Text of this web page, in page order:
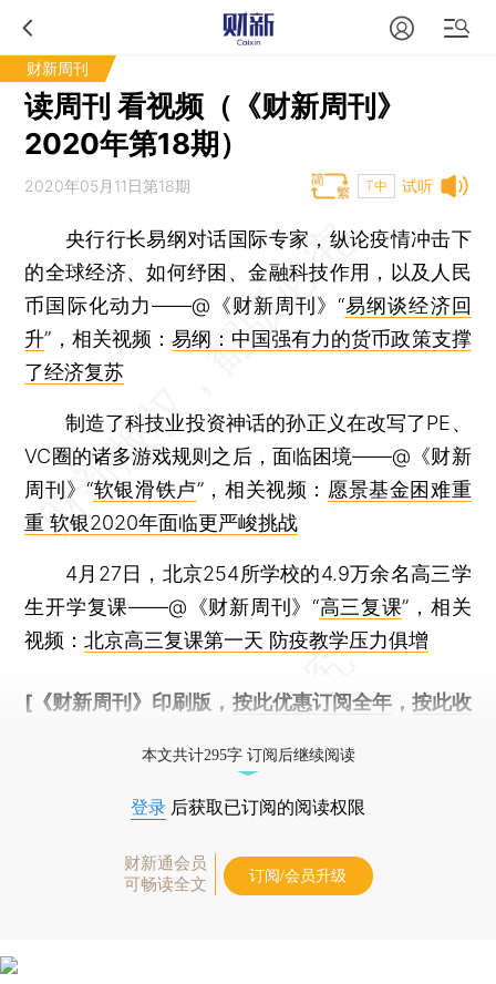
财新周刊
读周刊 看视频（《财新周刊》
2020年第18期）
试听
2020年05月11日第18期 T中
央行行长易纲对话国际专家，纵论疫情冲击下
的全球经济、如何纾困、金融科技作用，以及人民
币国际化动力——@《财新周刊》“易纲谈经济回
升”，相关视频： 易纲：中国强有力的货币政策支撑
了经济复苏
制造了科技业投资神话的孙正义在改写了PE、
VC圈的诸多游戏规则之后，面临困境——@《财新
周刊》“软银滑铁卢”，相关视频： 愿景基金困难重
重 软银2020年面临更严峻挑战
4月27日，北京254所学校的4.9万余名高三学
生开学复课——@《财新周刊》“高三复课”，相关
视频：北京高三复课第一天 防疫教学压力俱增
[《财新周刊》印刷版， 按此优惠订阅全年， 按此收
本文共计295字 订阅后继续阅读
登录 后获取已订阅的阅读权限
财新通会员
可畅读全文
订阅/会员升级